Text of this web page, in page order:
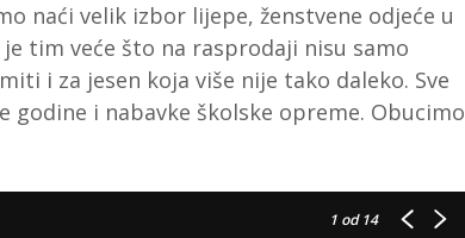
naći velik izbor lijepe, ženstvene odjeće u
tim veće što na rasprodaji nisu samo
i za jesen koja više nije tako daleko. Sve
godine i nabavke školske opreme. Obucimo
1 od 14